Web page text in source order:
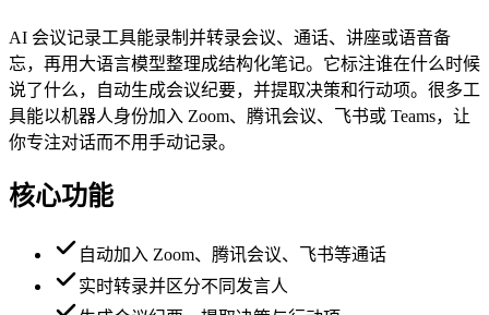
AI 会议记录工具能录制并转录会议、通话、讲座或语音备
忘，再用大语言模型整理成结构化笔记。它标注谁在什么时候
说了什么，自动生成会议纪要，并提取决策和行动项。很多工
具能以机器人身份加入 Zoom、腾讯会议、飞书或 Teams，让
你专注对话而不用手动记录。
核心功能
自动加入 Zoom、腾讯会议、飞书等通话
实时转录并区分不同发言人